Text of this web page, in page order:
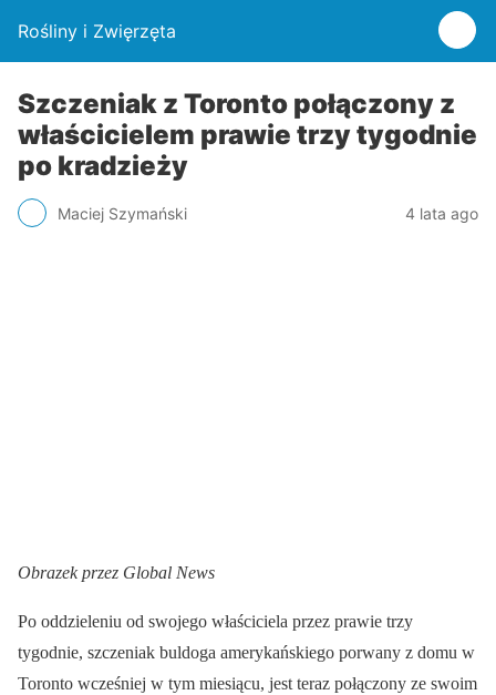
Rośliny i Zwięrzęta
Szczeniak z Toronto połączony z
właścicielem prawie trzy tygodnie
po kradzieży
Maciej Szymański 4 lata ago
Obrazek przez Global News
Po oddzieleniu od swojego właściciela przez prawie trzy
tygodnie, szczeniak buldoga amerykańskiego porwany z domu w
Toronto wcześniej w tym miesiącu, jest teraz połączony ze swoim